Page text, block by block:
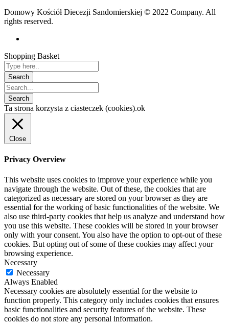
Domowy Kościół Diecezji Sandomierskiej © 2022 Company. All
rights reserved.
Shopping Basket
Ta strona korzysta z ciasteczek (cookies).ok
Close
Privacy Overview
This website uses cookies to improve your experience while you
navigate through the website. Out of these, the cookies that are
categorized as necessary are stored on your browser as they are
essential for the working of basic functionalities of the website. We
also use third-party cookies that help us analyze and understand how
you use this website. These cookies will be stored in your browser
only with your consent. You also have the option to opt-out of these
cookies. But opting out of some of these cookies may affect your
browsing experience.
Necessary
Necessary
Always Enabled
Necessary cookies are absolutely essential for the website to
function properly. This category only includes cookies that ensures
basic functionalities and security features of the website. These
cookies do not store any personal information.